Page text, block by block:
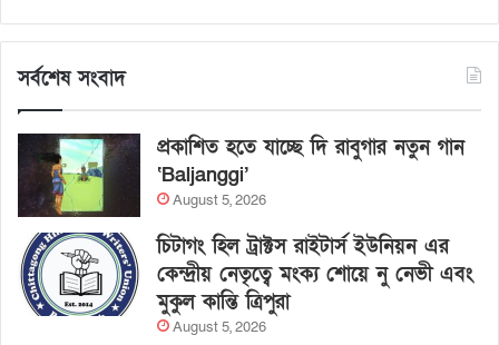
সর্বশেষ সংবাদ
প্রকাশিত হতে যাচ্ছে দি রাবুগার নতুন গান
‘Baljanggi’
August 5, 2026
চিটাগং হিল ট্রাক্টস রাইটার্স ইউনিয়ন এর
কেন্দ্রীয় নেতৃত্বে মংক্য শোয়ে নু নেভী এবং
মুকুল কান্তি ত্রিপুরা
August 5, 2026